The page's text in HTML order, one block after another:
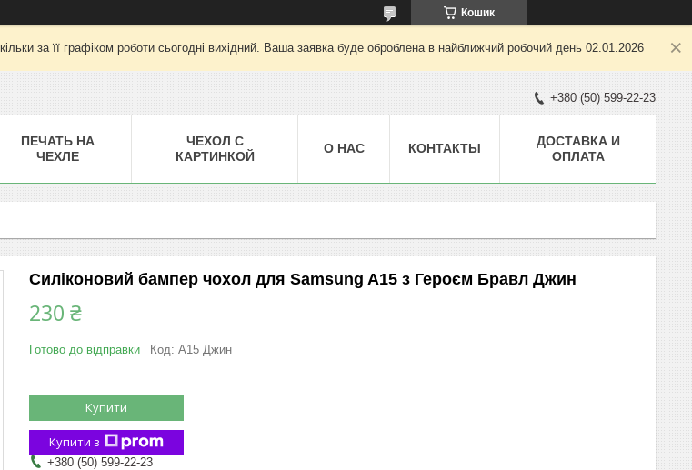
Кошик
за її графіком роботи сьогодні вихідний. Ваша заявка буде оброблена в найближчий робочий день 02.01.2026
+380 (50) 599-22-23
ПЕЧАТЬ НА
ЧЕХЛЕ
ЧЕХОЛ С
КАРТИНКОЙ
О НАС КОНТАКТЫ
ДОСТАВКА И
ОПЛАТА
Силіконовий бампер чохол для Samsung A15 з Героєм Бравл Джин
230 ₴
Готово до відправки Код: A15 Джин
Купити
Купити з
+380 (50) 599-22-23